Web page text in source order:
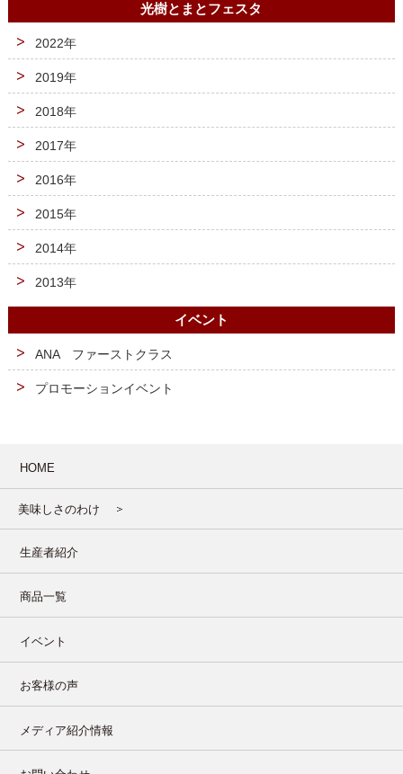
光樹とまとフェスタ
2022年
2019年
2018年
2017年
2016年
2015年
2014年
2013年
イベント
ANA ファーストクラス
プロモーションイベント
HOME
美味しさのわけ
生産者紹介
商品一覧
イベント
お客様の声
メディア紹介情報